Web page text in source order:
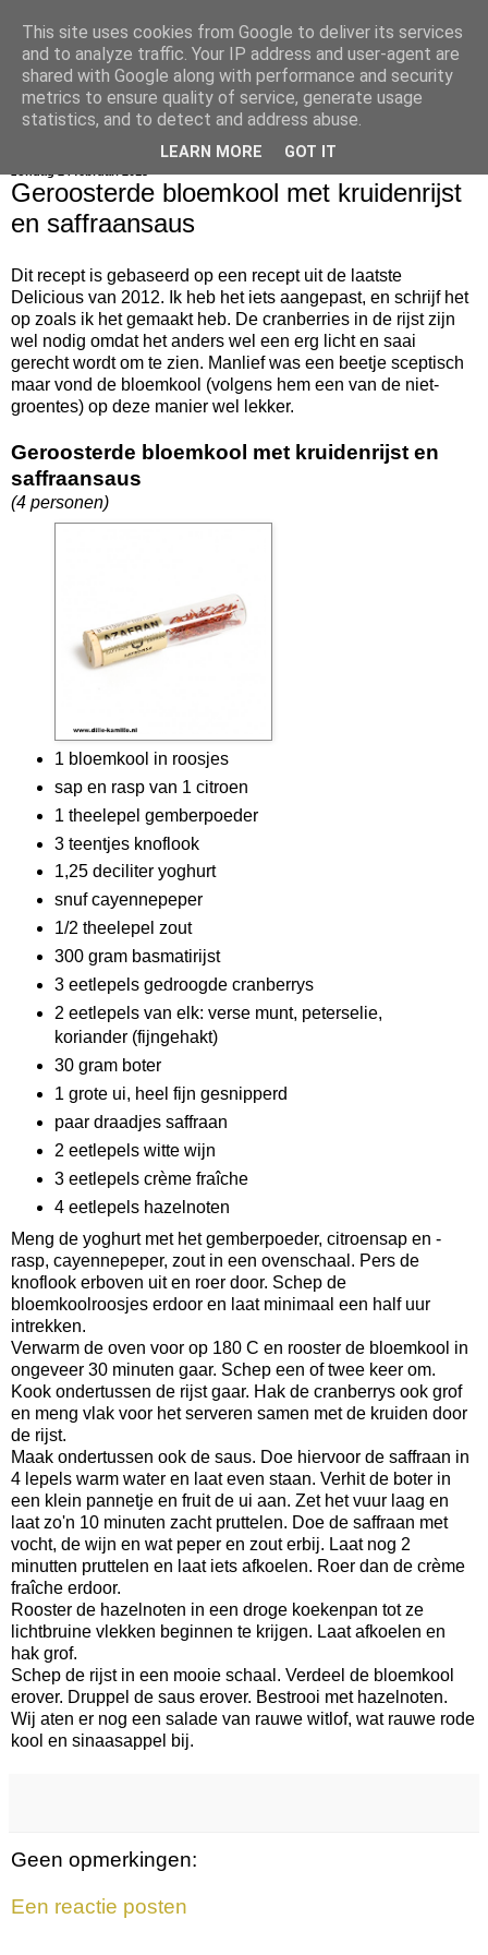
bijna net zo lekker als thuis
Geroosterde bloemkool met kruidenrijst
en saffraansaus
Dit recept is gebaseerd op een recept uit de laatste
Delicious van 2012. Ik heb het iets aangepast, en schrijf het
op zoals ik het gemaakt heb. De cranberries in de rijst zijn
wel nodig omdat het anders wel een erg licht en saai
gerecht wordt om te zien. Manlief was een beetje sceptisch
maar vond de bloemkool (volgens hem een van de niet-
groentes) op deze manier wel lekker.
Geroosterde bloemkool met kruidenrijst en
saffraansaus
(4 personen)
1 bloemkool in roosjes
sap en rasp van 1 citroen
1 theelepel gemberpoeder
3 teentjes knoflook
1,25 deciliter yoghurt
snuf cayennepeper
1/2 theelepel zout
300 gram basmatirijst
3 eetlepels gedroogde cranberrys
2 eetlepels van elk: verse munt, peterselie,
koriander (fijngehakt)
30 gram boter
1 grote ui, heel fijn gesnipperd
paar draadjes saffraan
2 eetlepels witte wijn
3 eetlepels crème fraîche
4 eetlepels hazelnoten
Meng de yoghurt met het gemberpoeder, citroensap en -
rasp, cayennepeper, zout in een ovenschaal. Pers de
knoflook erboven uit en roer door. Schep de
bloemkoolroosjes erdoor en laat minimaal een half uur
intrekken.
Verwarm de oven voor op 180 C en rooster de bloemkool in
ongeveer 30 minuten gaar. Schep een of twee keer om.
Kook ondertussen de rijst gaar. Hak de cranberrys ook grof
en meng vlak voor het serveren samen met de kruiden door
de rijst.
Maak ondertussen ook de saus. Doe hiervoor de saffraan in
4 lepels warm water en laat even staan. Verhit de boter in
een klein pannetje en fruit de ui aan. Zet het vuur laag en
laat zo'n 10 minuten zacht pruttelen. Doe de saffraan met
vocht, de wijn en wat peper en zout erbij. Laat nog 2
minutten pruttelen en laat iets afkoelen. Roer dan de crème
fraîche erdoor.
Rooster de hazelnoten in een droge koekenpan tot ze
lichtbruine vlekken beginnen te krijgen. Laat afkoelen en
hak grof.
Schep de rijst in een mooie schaal. Verdeel de bloemkool
erover. Druppel de saus erover. Bestrooi met hazelnoten.
Wij aten er nog een salade van rauwe witlof, wat rauwe rode
kool en sinaasappel bij.
Geen opmerkingen:
Een reactie posten
This site uses cookies from Google to deliver its services
and to analyze traffic. Your IP address and user-agent are
shared with Google along with performance and security
metrics to ensure quality of service, generate usage
statistics, and to detect and address abuse.
LEARN MORE GOT IT